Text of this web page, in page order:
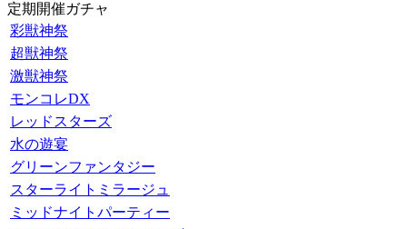
定期開催ガチャ
彩獣神祭
超獣神祭
激獣神祭
モンコレDX
レッドスターズ
水の遊宴
グリーンファンタジー
スターライトミラージュ
ミッドナイトパーティー